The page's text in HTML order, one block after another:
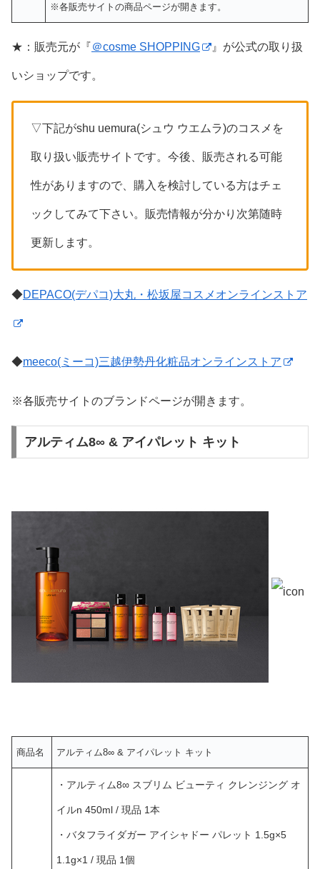
※各販売サイトの商品ページが開きます。
★：販売元が『＠cosme SHOPPING 』が公式の取り扱
いショップです。
▽下記がshu uemura(シュウ ウエムラ)のコスメを
取り扱い販売サイトです。今後、販売される可能
性がありますので、購入を検討している方はチェ
ックしてみて下さい。販売情報が分かり次第随時
更新します。
◆DEPACO(デパコ)大丸・松坂屋コスメオンラインストア
◆meeco(ミーコ)三越伊勢丹化粧品オンラインストア
※各販売サイトのブランドページが開きます。
アルティム8∞ & アイパレット キット
商品名 アルティム8∞ & アイパレット キット
・アルティム8∞ スブリム ビューティ クレンジング オ
イルn 450ml / 現品 1本
・バタフライダガー アイシャドー パレット 1.5g×5
1.1g×1 / 現品 1個